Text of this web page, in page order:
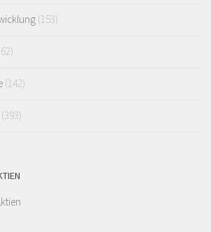
(153)
(142)
(393)